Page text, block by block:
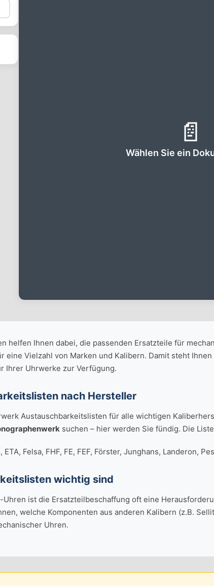
📄
Wählen Sie ein
helfen Ihnen dabei, die passenden Ersatzteile für
eine Vielzahl von Marken und Kalibern. Damit steht
Ihrer Uhrwerke zur Verfügung.
nach Hersteller
Austauschbarkeitslisten für alle wichtigen
suchen – hier werden Sie fündig. Die
ETA, Felsa, FHF, FE, FEF, Förster, Junghans, Landeron,
wichtig sind
Uhren ist die Ersatzteilbeschaffung oft eine
welche Komponenten aus anderen Kalibern (z.B.
Uhren.